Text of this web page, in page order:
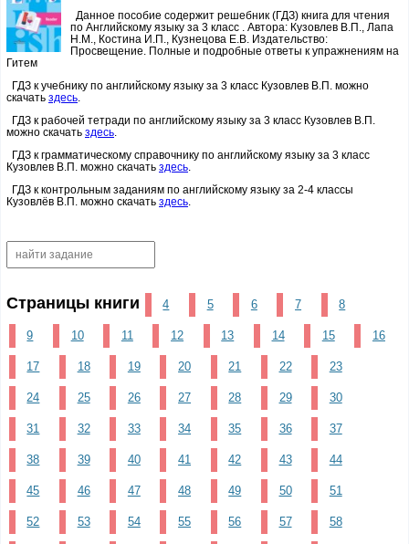
Данное пособие содержит решебник (ГДЗ) книга для чтения
по Английскому языку за 3 класс . Автора: Кузовлев В.П., Лапа
Н.М., Костина И.П., Кузнецова Е.В. Издательство:
Просвещение. Полные и подробные ответы к упражнениям на
Гитем
ГДЗ к учебнику по английскому языку за 3 класс Кузовлев В.П. можно
скачать здесь
ГДЗ к рабочей тетради по английскому языку за 3 класс Кузовлев В.П.
можно скачать здесь
ГДЗ к грамматическому справочнику по английскому языку за 3 класс
Кузовлев В.П. можно скачать здесь
ГДЗ к контрольным заданиям по английскому языку за 2-4 классы
Кузовлёв В.П. можно скачать здесь
Страницы книги 4 5 6 7 8
9 10 11 12 13 14 15 16
17 18 19 20 21 22 23
24 25 26 27 28 29 30
31 32 33 34 35 36 37
38 39 40 41 42 43 44
45 46 47 48 49 50 51
52 53 54 55 56 57 58